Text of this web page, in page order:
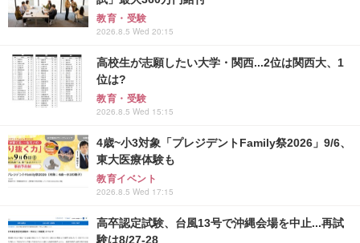
教育・受験
2026.8.5 Wed 20:15
高校生が志願したい大学・関西...2位は関西大、1
位は?
教育・受験
2026.8.5 Wed 15:15
4歳~小3対象「プレジデントFamily祭2026」9/6、
東大医療体験も
教育イベント
2026.8.5 Wed 17:15
高卒認定試験、台風13号で沖縄会場を中止...再試
験は8/27-28